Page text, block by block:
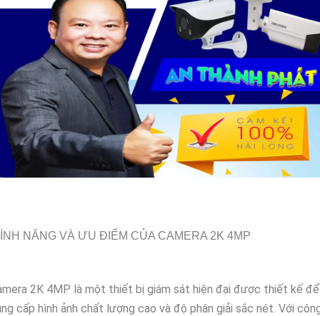
NĂNG VÀ ƯU ĐIỂM CỦA CAMERA 2K 4MP
2K 4MP là một thiết bị giám sát hiện đại được thiết kế để
cấp hình ảnh chất lượng cao và độ phân giải sắc nét. Với